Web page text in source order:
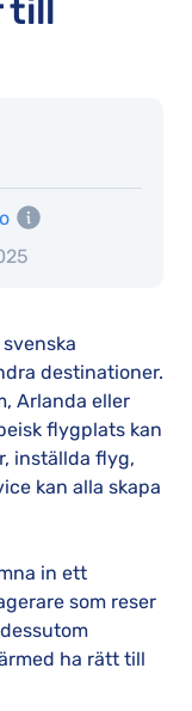
till
destinationer.
Arlanda eller
flygplats kan
inställda flyg,
kan alla skapa
in ett
som reser
ha rätt till